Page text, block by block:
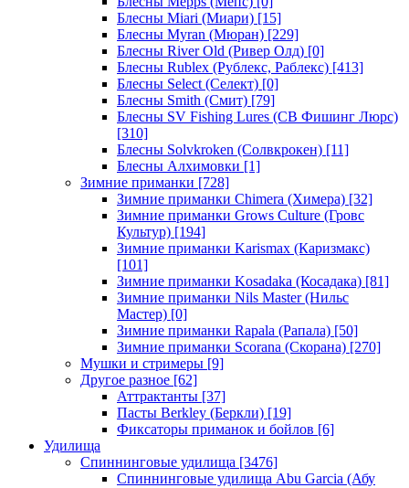
Блесны Miari (Миари) [15]
Блесны Myran (Мюран) [229]
Блесны River Old (Ривер Олд) [0]
Блесны Rublex (Рублекс, Раблекс) [413]
Блесны Select (Селект) [0]
Блесны Smith (Смит) [79]
Блесны SV Fishing Lures (СВ Фишинг Люрс)
[310]
Блесны Solvkroken (Солвкрокен) [11]
Блесны Алхимовки [1]
Зимние приманки [728]
Зимние приманки Chimera (Химера) [32]
Зимние приманки Grows Culture (Гровс
Культур) [194]
Зимние приманки Karismax (Каризмакс)
[101]
Зимние приманки Kosadaka (Косадака) [81]
Зимние приманки Nils Master (Нильс
Мастер) [0]
Зимние приманки Rapala (Рапала) [50]
Зимние приманки Scorana (Скорана) [270]
Мушки и стримеры [9]
Другое разное [62]
Аттрактанты [37]
Пасты Berkley (Беркли) [19]
Фиксаторы приманок и бойлов [6]
Удилища
Спиннинговые удилища [3476]
Спиннинговые удилища Abu Garcia (Абу